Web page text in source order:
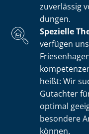
zuverlässig
dun­gen.
Spezielle
verfügen
heißt: Wir
Gutachter
optimal
besondere
können.